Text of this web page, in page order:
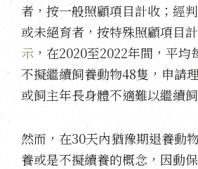
者，按一般照顧項目計收；經
或未絕育者，按特殊照顧項目
示 ，在2020至2022年間，平均
不擬繼續飼養動物48隻，申請
或飼主年長身體不適難以繼續飼
然而，在30天內猶豫期退養動
養或是不擬續養的概念，因動